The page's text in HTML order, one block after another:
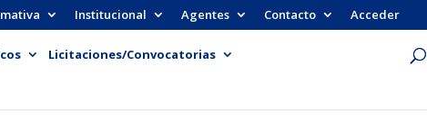
Institucional Agentes Contacto Acceder
Licitaciones/Convocatorias